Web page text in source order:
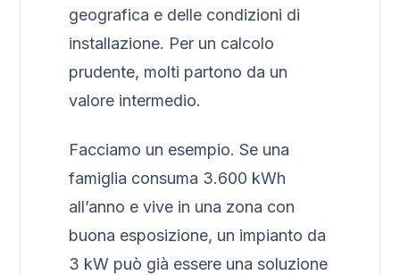
geografica e delle condizioni di
installazione. Per un calcolo
prudente, molti partono da un
valore intermedio.
Facciamo un esempio. Se una
famiglia consuma 3.600 kWh
all’anno e vive in una zona con
buona esposizione, un impianto da
3 kW può già essere una soluzione